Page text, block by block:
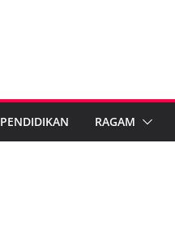
PENDIDIKAN RAGAM